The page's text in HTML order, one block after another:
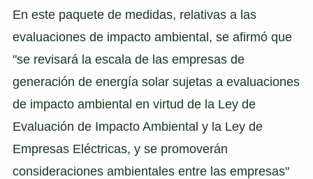
En este paquete de medidas, relativas a las
evaluaciones de impacto ambiental, se afirmó que
"se revisará la escala de las empresas de
generación de energía solar sujetas a evaluaciones
de impacto ambiental en virtud de la Ley de
Evaluación de Impacto Ambiental y la Ley de
Empresas Eléctricas, y se promoverán
consideraciones ambientales entre las empresas"